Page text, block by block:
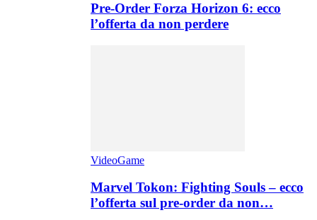
Pre-Order Forza Horizon 6: ecco
l’offerta da non perdere
VideoGame
Marvel Tokon: Fighting Souls – ecco
l’offerta sul pre-order da non…